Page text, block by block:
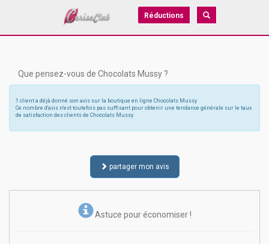
Réductions
Que pensez-vous de Chocolats Mussy ?
1 client a déjà donné son avis sur la boutique en ligne Chocolats Mussy
Ce nombre d'avis n'est toutefois pas suffisant pour obtenir une tendance générale sur le taux
de satisfaction des clients de Chocolats Mussy
partager mon avis
Astuce pour économiser !